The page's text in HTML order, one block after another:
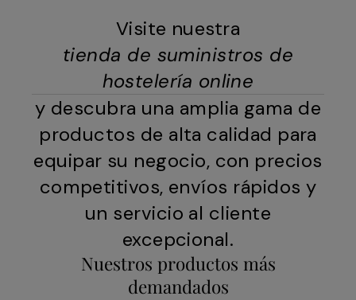
Visite nuestra
tienda de suministros de
hostelería online
y descubra una amplia gama de
productos de alta calidad para
equipar su negocio, con precios
competitivos, envíos rápidos y
un servicio al cliente
excepcional.
Nuestros productos más
demandados